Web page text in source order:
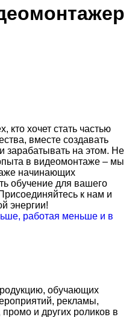
кто хочет стать частью
вместе создавать
зарабатывать на этом. Не
в видеомонтаже – мы
начинающих
обучение для вашего
к нам и
энергии!
работая меньше и в
обучающих
рекламы,
и других роликов в